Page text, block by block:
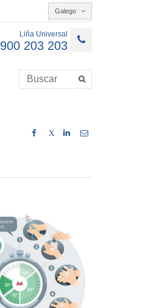
Galego
Liña Universal
900 203 203
X